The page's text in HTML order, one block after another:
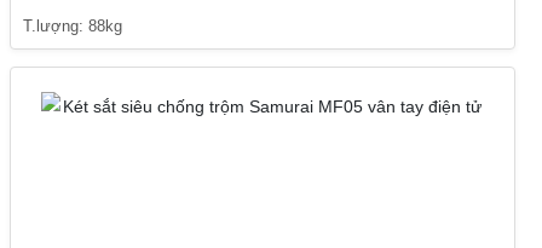
T.lượng: 88kg